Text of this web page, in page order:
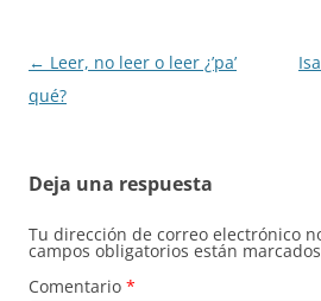
Navegación
de
← Leer, no leer o leer ¿’pa’
qué?
Deja una respuesta
Tu dirección de correo electrónico
campos obligatorios están
Comentario *